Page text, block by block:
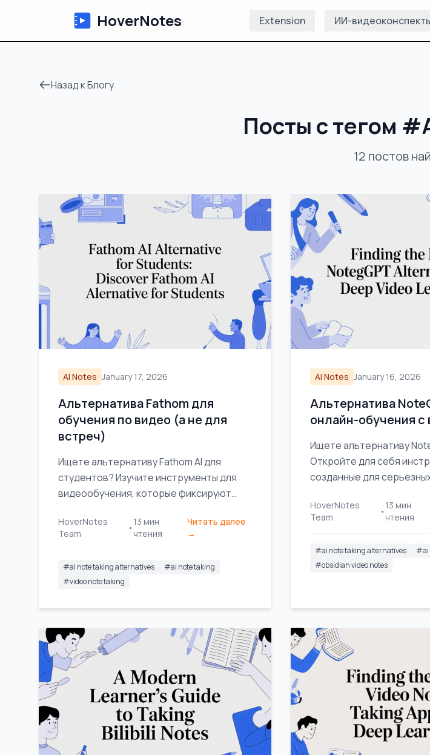
HoverNotes Extension ИИ-
Назад к Блогу
Посты с тегом #
12 постов
AI Notes January 17, 2026
Альтернатива Fathom для
обучения по видео (а не для
встреч)
Ищете альтернативу Fathom AI для
студентов? Изучите инструменты для
видеообучения, которые фиксируют
расшифровки, для YouTube и Coursera.
HoverNotes
Team
•
13 мин
чтения
Читать далее
→
#ai note taking alternatives #ai note taking
#video note taking
AI Notes January 16, 2026
Альтернатива
онлайн-обучения с
Ищете альтернативу
Откройте для себя
созданные для
хранитель, интеграция
визуальный контекст из
HoverNotes
Team
•
13 мин
чтения
#ai note taking alternatives #ai
#obsidian video notes